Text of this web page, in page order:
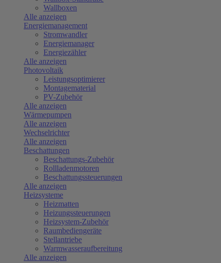
Wallboxen
Alle anzeigen
Energiemanagement
Stromwandler
Energiemanager
Energiezähler
Alle anzeigen
Photovoltaik
Leistungsoptimierer
Montagematerial
PV-Zubehör
Alle anzeigen
Wärmepumpen
Alle anzeigen
Wechselrichter
Alle anzeigen
Beschattungen
Beschattungs-Zubehör
Rollladenmotoren
Beschattungssteuerungen
Alle anzeigen
Heizsysteme
Heizmatten
Heizungssteuerungen
Heizsystem-Zubehör
Raumbediengeräte
Stellantriebe
Warmwasseraufbereitung
Alle anzeigen